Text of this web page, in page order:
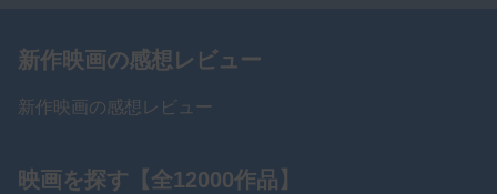
新作映画の感想レビュー
新作映画の感想レビュー
映画を探す【全12000作品】